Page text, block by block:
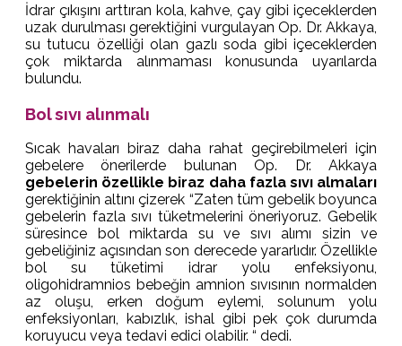
İdrar çıkışını arttıran kola, kahve, çay gibi içeceklerden
uzak durulması gerektiğini vurgulayan Op. Dr. Akkaya,
su tutucu özelliği olan gazlı soda gibi içeceklerden
çok miktarda alınmaması konusunda uyarılarda
bulundu.
Bol sıvı alınmalı
Sıcak havaları biraz daha rahat geçirebilmeleri için
gebelere önerilerde bulunan Op. Dr. Akkaya
gebelerin özellikle biraz daha fazla sıvı almaları
gerektiğinin altını çizerek “Zaten tüm gebelik boyunca
gebelerin fazla sıvı tüketmelerini öneriyoruz. Gebelik
süresince bol miktarda su ve sıvı alımı sizin ve
gebeliğiniz açısından son derecede yararlıdır. Özellikle
bol su tüketimi idrar yolu enfeksiyonu,
oligohidramnios bebeğin amnion sıvısının normalden
az oluşu, erken doğum eylemi, solunum yolu
enfeksiyonları, kabızlık, ishal gibi pek çok durumda
koruyucu veya tedavi edici olabilir. “ dedi.